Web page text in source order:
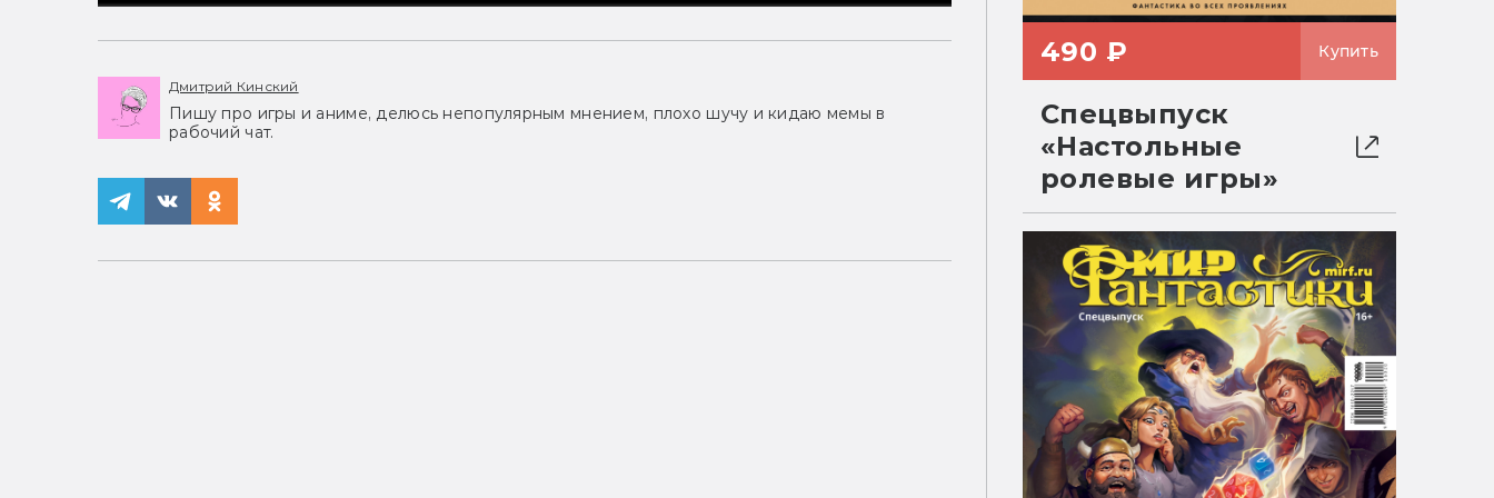
Дмитрий Кинский
Пишу про игры и аниме, делюсь непопулярным мнением, плохо шучу и кидаю мемы в
рабочий чат.
490 ₽ Купить
Спецвыпуск
«Настольные
ролевые игры»